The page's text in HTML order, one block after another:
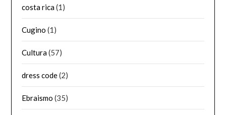
costa rica(1)
Cugino (1)
Cultura(57)
dress code(2)
Ebraismo (35)